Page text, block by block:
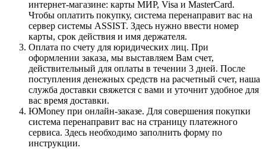
интернет-магазине: карты МИР, Visa и MasterCard.
Чтобы оплатить покупку, система перенаправит вас на
сервер системы ASSIST. Здесь нужно ввести номер
карты, срок действия и имя держателя.
Оплата по счету для юридических лиц. При
оформлении заказа, мы выставляем Вам счет,
действительный для оплаты в течении 3 дней. После
поступления денежных средств на расчетный счет, наша
служба доставки свяжется с вами и уточнит удобное для
вас время доставки.
ЮMoney при онлайн-заказе. Для совершения покупки
система перенаправит вас на страницу платежного
сервиса. Здесь необходимо заполнить форму по
инструкции.